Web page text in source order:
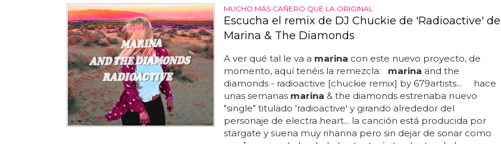
MUCHO MÁS CAÑERO QUE LA ORIGINAL
Escucha el remix de DJ Chuckie de 'Radioactive' de
Marina & The Diamonds
A ver qué tal le va a marina con este nuevo proyecto, de
momento, aquí tenéis la remezcla: marina and the
diamonds - radioactive [chuckie remix] by 679artists... hace
unas semanas marina & the diamonds estrenaba nuevo
"single" titulado 'radioactive' y girando alrededor del
personaje de electra heart... la canción está producida por
stargate y suena muy rihanna pero sin dejar de sonar como